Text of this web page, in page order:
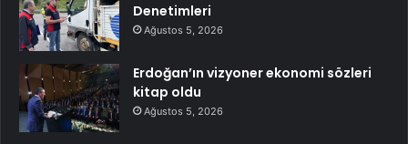
Denetimleri
Ağustos 5, 2026
Erdoğan’ın vizyoner ekonomi sözleri
kitap oldu
Ağustos 5, 2026